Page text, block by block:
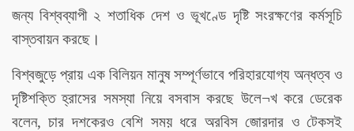
জন্য বিশ্বব্যাপী ২ শতাধিক দেশ ও ভূখণ্ডে দৃষ্টি সংরক্ষণের কর্মসূচি
বাস্তবায়ন করছে।
বিশ্বজুড়ে প্রায় এক বিলিয়ন মানুষ সম্পূর্ণভাবে পরিহারযোগ্য অন্ধত্ব ও
দৃষ্টিশক্তি হ্রাসের সমস্যা নিয়ে বসবাস করছে উলে¬খ করে ডেরেক
বলেন, চার দশকেরও বেশি সময় ধরে অরবিস জোরদার ও টেকসই